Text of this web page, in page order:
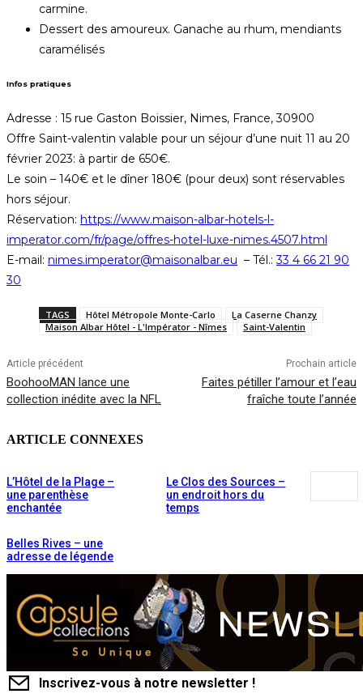
carmine.
Dessert des amoureux. Ganache au rhum, mendiants
caramélisés
Infos pratiques
Adresse : 15 rue Gaston Boissier, Nimes, France, 30900
Offre Saint-valentin valable pour un séjour d’une nuit 11 au 20
février 2023: à partir de 650€.
Le soin – 140€ et le dîner 180€ (pour deux) sont réservables
hors séjour.
Réservation: https://www.maison-albar-hotels-l-
imperator.com/fr/page/offres-hotel-luxe-nimes.4507.html
E-mail: nimes.imperator@maisonalbar.eu – Tél.:33 4 66 21 90
30
TAGS Hôtel Métropole Monte-Carlo
La Caserne Chanzy
Maison Albar Hôtel - L'Impérator - Nîmes
Saint-Valentin
Article précédent
BoohooMAN lance une
collection inédite avec la NFL
Prochain article
Faites pétiller l’amour et l’eau
fraîche toute l’année
ARTICLE CONNEXES
L’Hôtel de la Plage –
une parenthèse
enchantée
Le Clos des Sources –
un endroit hors du
temps
Belles Rives – une
adresse de légende
Inscrivez-vous à notre newsletter !